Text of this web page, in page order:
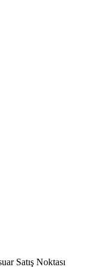
Satış Noktası